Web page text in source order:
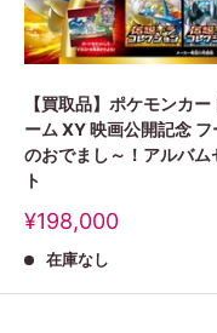
【買取品】ポケモンカー
ーム XY 映画公開記念 フ
のおでまし～！アルバム
ト
販
価
¥198,000
在庫なし